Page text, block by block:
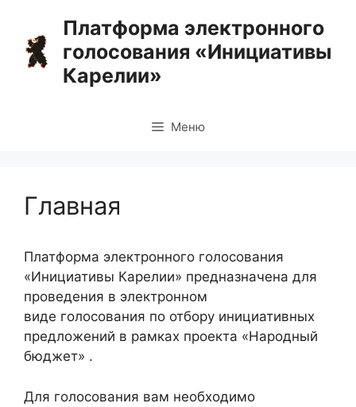
содержимому
Платформа электронного
голосования «Инициативы
Карелии»
Меню
Главная
Платформа электронного голосования
«Инициативы Карелии» предназначена для
проведения в электронном
виде голосования по отбору инициативных
предложений в рамках проекта «Народный
бюджет» .
Для голосования вам необходимо